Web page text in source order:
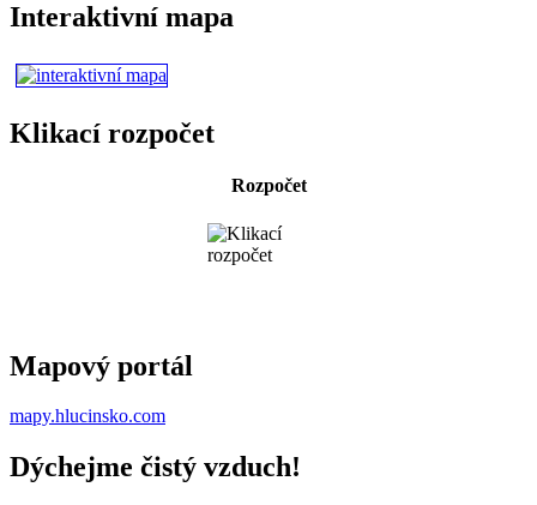
Interaktivní mapa
Klikací rozpočet
Rozpočet
Mapový portál
mapy.hlucinsko.com
Dýchejme čistý vzduch!